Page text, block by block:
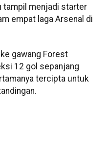
tampil menjadi starter
empat laga Arsenal di
gawang Forest
12 gol sepanjang
tercipta untuk